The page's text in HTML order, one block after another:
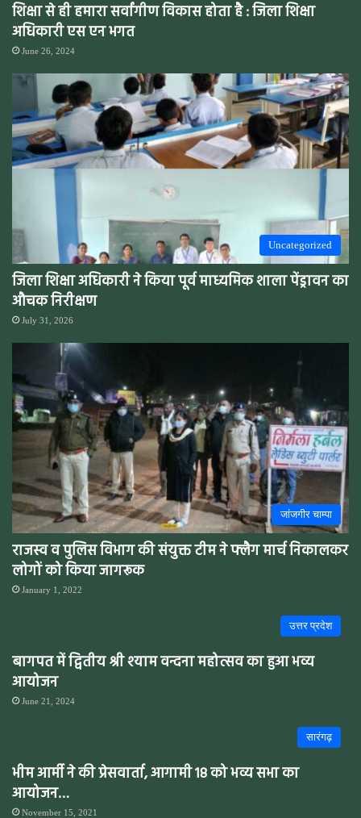
शिक्षा से ही हमारा सर्वांगीण विकास होता है : जिला शिक्षा
अधिकारी एस एन भगत
June 26, 2024
Uncategorized
जिला शिक्षा अधिकारी ने किया पूर्व माध्यमिक शाला पेंड्रावन का
औचक निरीक्षण
July 31, 2026
जांजगीर चाम्पा
राजस्व व पुलिस विभाग की संयुक्त टीम ने फ्लैग मार्च निकालकर
लोगों को किया जागरूक
January 1, 2022
उत्तर प्रदेश
बागपत में द्वितीय श्री श्याम वन्दना महोत्सव का हुआ भव्य
आयोजन
June 21, 2024
सारंगढ़
भीम आर्मी ने की प्रेसवार्ता, आगामी 18 को भव्य सभा का
आयोजन…
November 15, 2021